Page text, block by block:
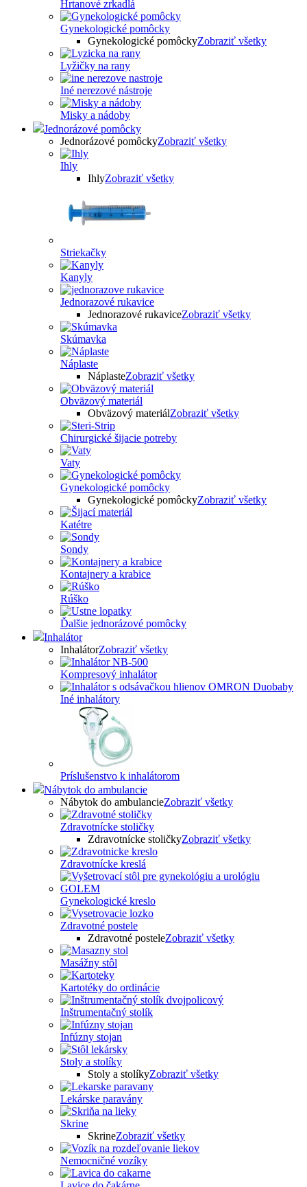
Hrtanové zrkadlá
Gynekologické pomôcky
Gynekologické pomôckyZobraziť všetky
Lyžičky na rany
Iné nerezové nástroje
Misky a nádoby
Jednorázové pomôcky
Jednorázové pomôckyZobraziť všetky
Ihly
IhlyZobraziť všetky
Striekačky
Kanyly
Jednorazové rukavice
Jednorazové rukaviceZobraziť všetky
Skúmavka
Náplaste
NáplasteZobraziť všetky
Obväzový materiál
Obväzový materiálZobraziť všetky
Chirurgické šijacie potreby
Vaty
Gynekologické pomôcky
Gynekologické pomôckyZobraziť všetky
Katétre
Sondy
Kontajnery a krabice
Rúško
Ďalšie jednorázové pomôcky
Inhalátor
InhalátorZobraziť všetky
Kompresový inhalátor
Iné inhalátory
Príslušenstvo k inhalátorom
Nábytok do ambulancie
Nábytok do ambulancieZobraziť všetky
Zdravotnícke stoličky
Zdravotnícke stoličkyZobraziť všetky
Zdravotnícke kreslá
Gynekologické kreslo
Zdravotné postele
Zdravotné posteleZobraziť všetky
Masážny stôl
Kartotéky do ordinácie
Inštrumentačný stolík
Infúzny stojan
Stoly a stolíky
Stoly a stolíkyZobraziť všetky
Lekárske paravány
Skrine
SkrineZobraziť všetky
Nemocničné vozíky